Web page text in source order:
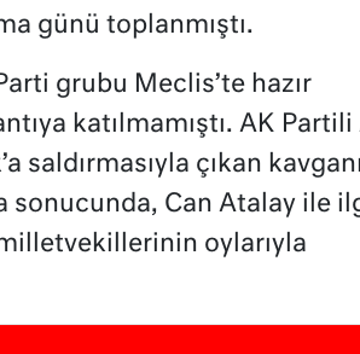
günü toplanmıştı.
grubu Meclis’te hazır
katılmamıştı. AK Partili
saldırmasıyla çıkan
sonucunda, Can Atalay ile
oylarıyla